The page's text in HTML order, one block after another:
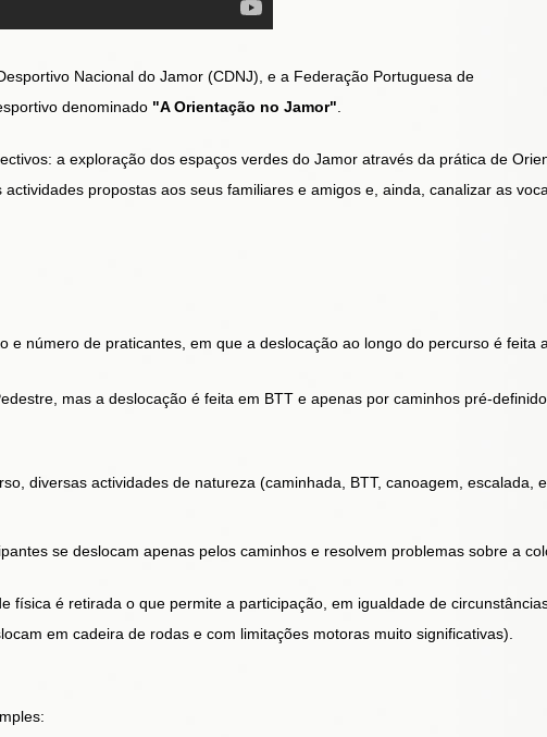
Nacional do Jamor (CDNJ), e a Federação Portuguesa de
denominado "A Orientação no Jamor"
a exploração dos espaços verdes do Jamor através da prática de
propostas aos seus familiares e amigos e, ainda, canalizar as
e número de praticantes, em que a deslocação ao longo do percurso é feita
mas a deslocação é feita em BTT e apenas por caminhos pré-
diversas actividades de natureza (caminhada, BTT, canoagem, escalada,
se deslocam apenas pelos caminhos e resolvem problemas sobre a
física é retirada o que permite a participação, em igualdade de
em cadeira de rodas e com limitações motoras muito significativas).